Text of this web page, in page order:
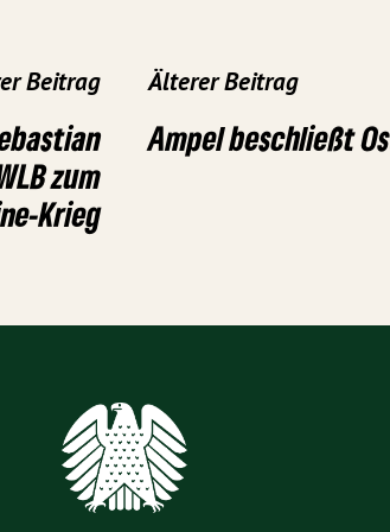
Beitrag
zum
Krieg
Älterer Beitrag
Ampel beschließt